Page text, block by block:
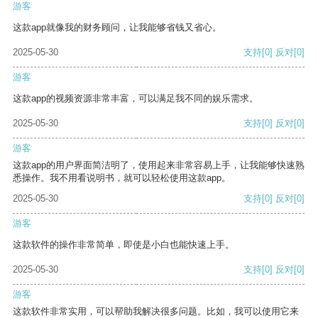
游客
这款app就像我的财务顾问，让我能够省钱又省心。
2025-05-30 支持[0] 反对[0]
游客
这款app的视频资源非常丰富，可以满足我不同的娱乐需求。
2025-05-30 支持[0] 反对[0]
游客
这款app的用户界面简洁明了，使用起来非常容易上手，让我能够快速熟
悉操作。我不用看说明书，就可以轻松使用这款app。
2025-05-30
支持[0] 反对[0]
游客
这款软件的操作非常简单，即使是小白也能快速上手。
2025-05-30 支持[0] 反对[0]
游客
这款软件非常实用，可以帮助我解决很多问题。比如，我可以使用它来